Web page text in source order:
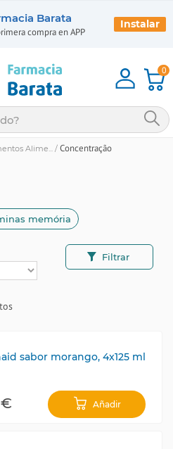
0
Alime... / Concentração
memória
Filtrar
sabor morango, 4x125 ml
€ Añadir
Barata
compra en APP
Instalar